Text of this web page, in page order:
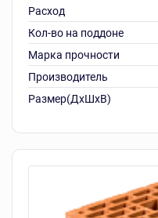
Расход
Кол-во на поддоне
Марка прочности
Производитель
Размер(ДхШхВ)